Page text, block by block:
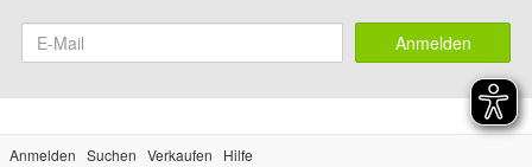
Anmelden
Anmelden Suchen Verkaufen
Hilfe